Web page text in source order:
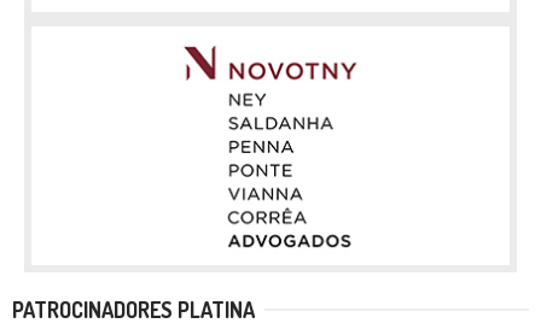
PATROCINADORES PLATINA